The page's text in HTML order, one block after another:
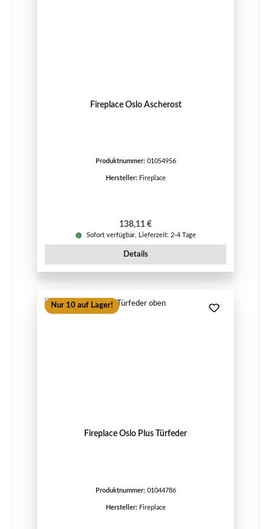
Fireplace Oslo Ascherost
Produktnummer: 01054956
Hersteller: Fireplace
Regulärer Preis:
138,11 €
Sofort verfügbar, Lieferzeit: 2-4 Tage
Details
Nur 10 auf Lager!
Fireplace Oslo Plus Türfeder
Produktnummer: 01044786
Hersteller: Fireplace